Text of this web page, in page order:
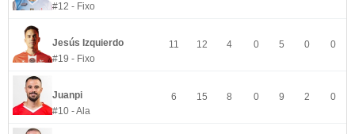
#12 - Fixo
Jesús Izquierdo
#19 - Fixo
11 12 4 0 5 0 0
Juanpi
#10 - Ala
6 15 8 0 9 2 0